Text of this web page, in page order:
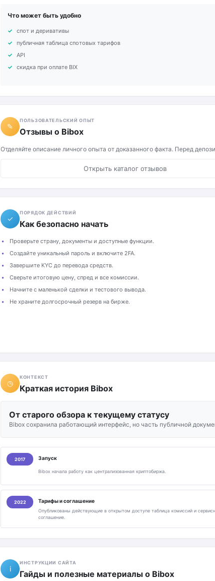
Что может быть удобно
спот и деривативы
публичная таблица спотовых тарифов
API
скидка при оплате BIX
✎
ПОЛЬЗОВАТЕЛЬСКИЙ ОПЫТ
Отзывы о Bibox
Отделяйте описание личного опыта от доказанного факта. Перед
Открыть каталог отзывов
✓
ПОРЯДОК ДЕЙСТВИЙ
Как безопасно начать
Проверьте страну, документы и доступные функции.
Создайте уникальный пароль и включите 2FA.
Завершите KYC до перевода средств.
Сверьте итоговую цену, спред и все комиссии.
Начните с маленькой сделки и тестового вывода.
Не храните долгосрочный резерв на бирже.
◷
КОНТЕКСТ
Краткая история Bibox
От старого обзора к текущему статусу
Bibox сохранила работающий интерфейс, но часть публичной
2017 Запуск
Bibox начала работу как централизованная криптобиржа.
2022 Тарифы и соглашение
Опубликованы действующие в открытом доступе таблица комиссий и
соглашение.
i
ИНСТРУКЦИИ САЙТА
Гайды и полезные материалы о Bibox